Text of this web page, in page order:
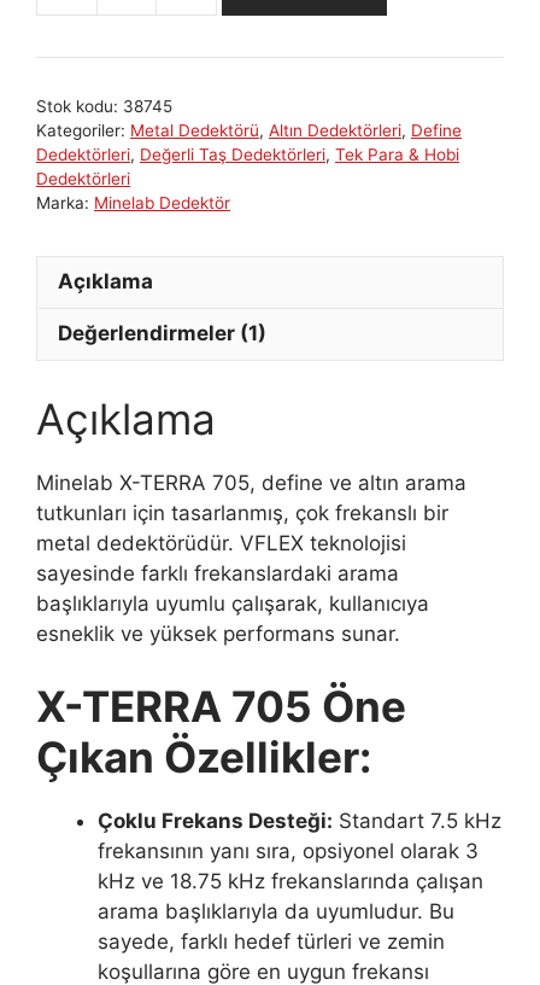
TERRA
Define
Altın
Tespit
Stok kodu: 38745
Kategoriler: Metal Dedektörü, Altın Dedektörleri, Define
Dedektörleri, Değerli Taş Dedektörleri, Tek Para & Hobi
Dedektörleri
Marka: Minelab Dedektör
Açıklama
Değerlendirmeler (1)
Açıklama
Minelab X-TERRA 705, define ve altın arama
tutkunları için tasarlanmış, çok frekanslı bir
metal dedektörüdür. VFLEX teknolojisi
sayesinde farklı frekanslardaki arama
başlıklarıyla uyumlu çalışarak, kullanıcıya
esneklik ve yüksek performans sunar.
X-TERRA 705 Öne
Çıkan Özellikler:
Çoklu Frekans Desteği: Standart 7.5 kHz
frekansının yanı sıra, opsiyonel olarak 3
kHz ve 18.75 kHz frekanslarında çalışan
arama başlıklarıyla da uyumludur. Bu
sayede, farklı hedef türleri ve zemin
koşullarına göre en uygun frekansı